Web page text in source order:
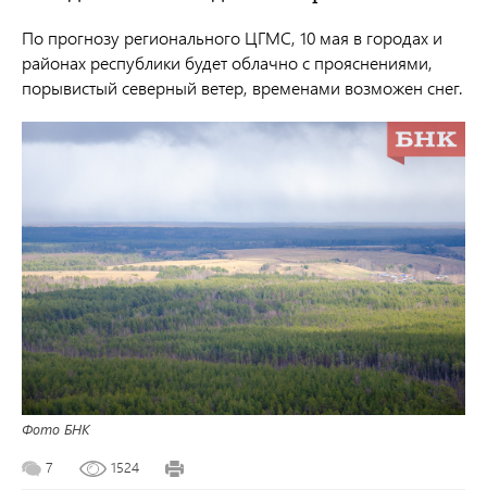
По прогнозу регионального ЦГМС, 10 мая в городах и
районах республики будет облачно с прояснениями,
порывистый северный ветер, временами возможен снег.
Фото БНК
7 1524